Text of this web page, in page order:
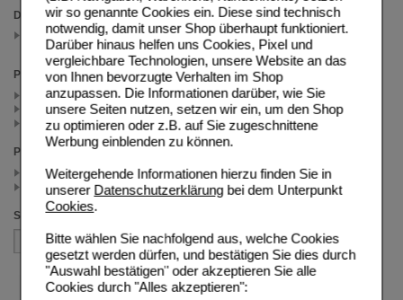
wir so genannte Cookies ein. Diese sind technisch
notwendig, damit unser Shop überhaupt funktioniert.
Darüber hinaus helfen uns Cookies, Pixel und
vergleichbare Technologien, unsere Website an das
von Ihnen bevorzugte Verhalten im Shop
anzupassen. Die Informationen darüber, wie Sie
unsere Seiten nutzen, setzen wir ein, um den Shop
zu optimieren oder z.B. auf Sie zugeschnittene
Werbung einblenden zu können.
Weitergehende Informationen hierzu finden Sie in
unserer Datenschutzerklärungbei dem Unterpunkt
Cookies.
Bitte wählen Sie nachfolgend aus, welche Cookies
gesetzt werden dürfen, und bestätigen Sie dies durch
"Auswahl bestätigen" oder akzeptieren Sie alle
Cookies durch "Alles akzeptieren":
Darreichungsform
Stifte
(auswahl entfernen)
Packungsgröße
3 ml (2)
50 ml (1)
4 ml (1)
Preis
< 15.00 (3)
>= 15.00 (1)
Sortieren nach